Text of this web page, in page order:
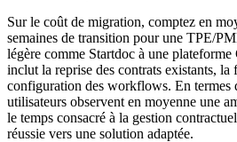
Sur le coût de migration, comptez en
semaines de transition pour une TPE/
légère comme Startdoc à une
inclut la reprise des contrats existants, la
configuration des workflows. En termes
utilisateurs observent en moyenne une
le temps consacré à la gestion
réussie vers une solution adaptée.